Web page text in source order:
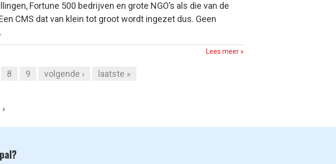
Fortune 500 bedrijven en grote NGO’s als die van de
CMS dat van klein tot groot wordt ingezet dus. Geen
Lees meer »
8 9 volgende › laatste »
›